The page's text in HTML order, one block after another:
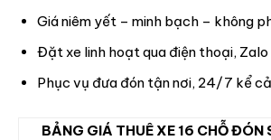
Giá niêm yết – minh bạch – không
Đặt xe linh hoạt qua điện thoại,
Phục vụ đưa đón tận nơi, 24/7 kể
BẢNG GIÁ THUÊ XE 16 CHỖ ĐÓN